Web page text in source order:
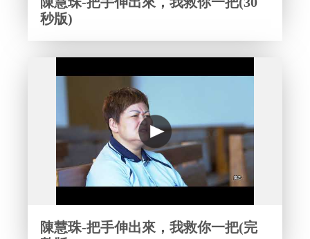
秒版)
陳慧珠-把手伸出來，我救你一把(完